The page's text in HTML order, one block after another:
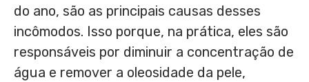
do ano, são as principais causas desses
incômodos. Isso porque, na prática, eles são
responsáveis por diminuir a concentração de
água e remover a oleosidade da pele,